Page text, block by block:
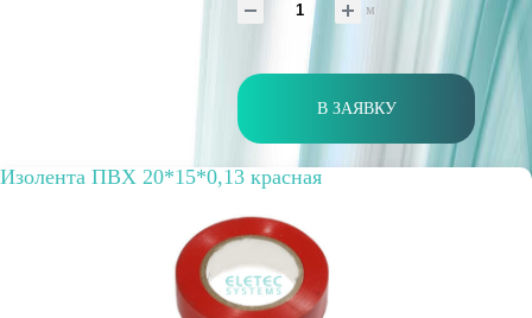
м
В ЗАЯВКУ
Изолента ПВХ 20*15*0,13 красная